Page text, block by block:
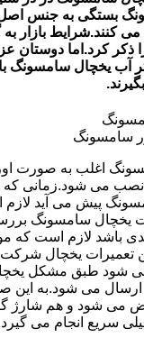
بستگی به جنس
می کنند.شرایط بازار
کرد.اما دوستان
آب یخچال سامسونگ
سامسونگ
اغلب به صورت
می شود.زمانی که
پیش می آید لازم
یخچال سامسونگ
باشد لازم است که
تعمیرات یخچال
شود طبق مشکل
ارسال می شود.به
می شود و هم شارژ
سریع انجام می